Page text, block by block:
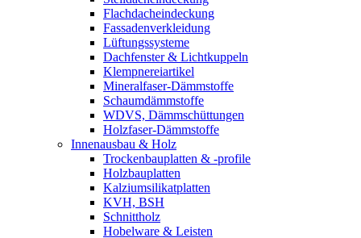
Flachdacheindeckung
Fassadenverkleidung
Lüftungssysteme
Dachfenster & Lichtkuppeln
Klempnereiartikel
Mineralfaser-Dämmstoffe
Schaumdämmstoffe
WDVS, Dämmschüttungen
Holzfaser-Dämmstoffe
Innenausbau & Holz
Trockenbauplatten & -profile
Holzbauplatten
Kalziumsilikatplatten
KVH, BSH
Schnittholz
Hobelware & Leisten